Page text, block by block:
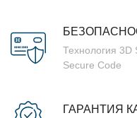
Технология 3D
Secure Code
ГАРАНТИЯ